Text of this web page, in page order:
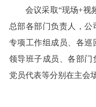
会议采取“现场+视
总部各部门负责人，公
专项工作组成员、各巡
领导班子成员、各部门
党员代表等分别在主会